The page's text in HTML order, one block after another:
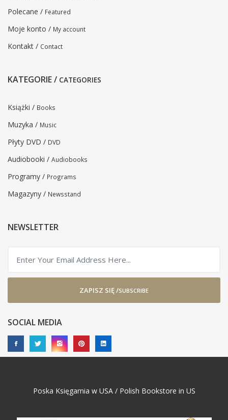
Polecane / Featured
Moje konto / My account
Kontakt / Contact
KATEGORIE / CATEGORIES
Książki / Books
Muzyka / Music
Płyty DVD / DVD
Audiobooki / Audiobooks
Programy / Programs
Magazyny / Newsstand
NEWSLETTER
ZAPISZ SIĘ /SUBSCRIBE
SOCIAL MEDIA
Poska Księgarnia w USA / Polish Bookstore in US